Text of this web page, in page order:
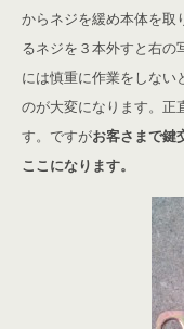
からネジを緩め本体を取
るネジを３本外すと右の
には慎重に作業をしない
のが大変になります。正
す。ですがお客さまで鍵
ここになります。